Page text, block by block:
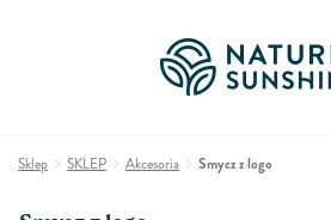
Sklep SKLEP Akcesoria Smycz z logo